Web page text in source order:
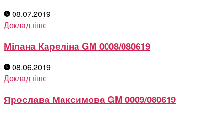
08.07.2019
Докладніше
Мілана Кареліна GM 0008/080619
08.06.2019
Докладніше
Ярослава Максимова GM 0009/080619